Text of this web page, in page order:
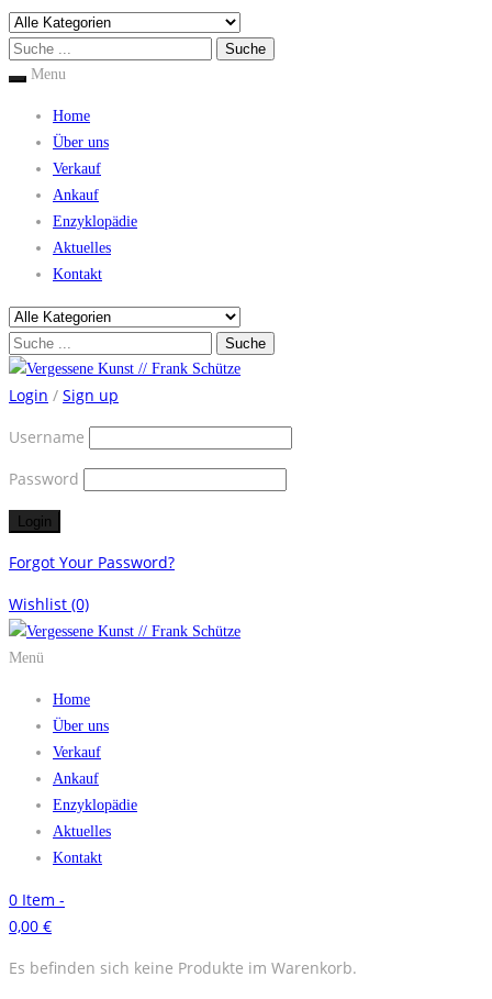
Menu
Home
Über uns
Verkauf
Ankauf
Enzyklopädie
Aktuelles
Kontakt
Login / Sign up
Username
Password
Forgot Your Password?
Wishlist (0)
Menü
Home
Über uns
Verkauf
Ankauf
Enzyklopädie
Aktuelles
Kontakt
0 Item -
0,00 €
Es befinden sich keine Produkte im Warenkorb.